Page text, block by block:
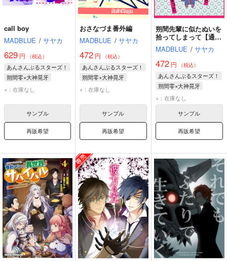
call boy
MADBLUE / サヤカ
629 円 （税込）
あんさんぶるスターズ！
朔間零×大神晃牙
朔間零
大神晃牙
×：在庫なし
サンプル
再販希望
おさなづま番外編
MADBLUE / サヤカ
472 円 （税込）
あんさんぶるスターズ！
朔間零×大神晃牙
朔間零
大神晃牙
×：在庫なし
サンプル
再販希望
朔間先輩に似たぬいを
拾ってしまって【通常
版】
MADBLUE / サヤカ
472円 （税込）
あんさんぶるスターズ！
朔間零×大神晃牙
朔間零
大神晃牙
×：在庫なし
サンプル
再販希望